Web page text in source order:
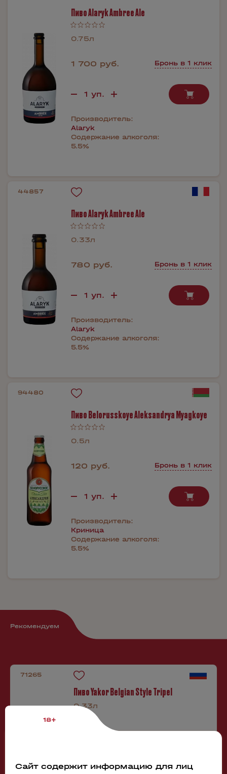
Пиво Alaryk Ambree Ale
0.75л
1 700 руб. Бронь в 1 клик
Производитель:
Alaryk
Содержание алкоголя:
5.5%
44857
Пиво Alaryk Ambree Ale
0.33л
780 руб. Бронь в 1 клик
Производитель:
Alaryk
Содержание алкоголя:
5.5%
94480
Пиво Belorusskoye Aleksandrya Myagkoye
0.5л
120 руб. Бронь в 1 клик
Производитель:
Криница
Содержание алкоголя:
5.5%
Рекомендуем
71265
Пиво Yakor Belgian Style Tripel
0.33л
580 руб. Бронь в 1 клик
18+
Сайт содержит информацию для лиц